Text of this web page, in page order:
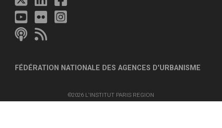
FÉDÉRATION NATIONALE DES AGENCES D'URBANISME
©2026 L'INSTITUT PARIS REGION